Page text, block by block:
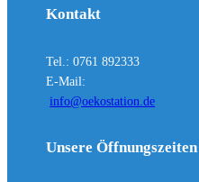
Kontakt
Tel.: 0761 892333
E-Mail:
info@oekostation.de
Unsere Öffnungszeiten